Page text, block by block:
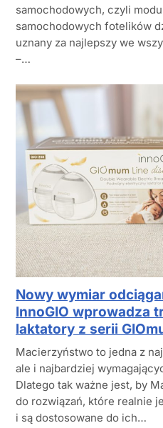
samochodowych, czyli
samochodowych fotelików
uznany za najlepszy we
–…
Nowy wymiar
InnoGIO wprowadza
laktatory z serii
Macierzyństwo to jedna z
ale i najbardziej
Dlatego tak ważne jest, by
do rozwiązań, które realnie
i są dostosowane do ich…